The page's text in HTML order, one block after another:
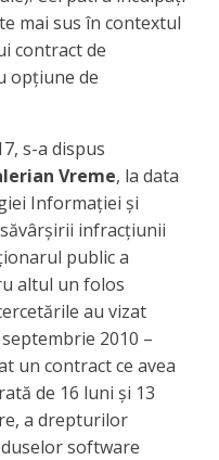
mai sus în contextul
contract de
opţiune de
s-a dispus
Vreme, la data
Informaţiei şi
infracţiunii
public a
altul un folos
au vizat
2010 –
un contract ce avea
de 16 luni şi 13
a drepturilor
software